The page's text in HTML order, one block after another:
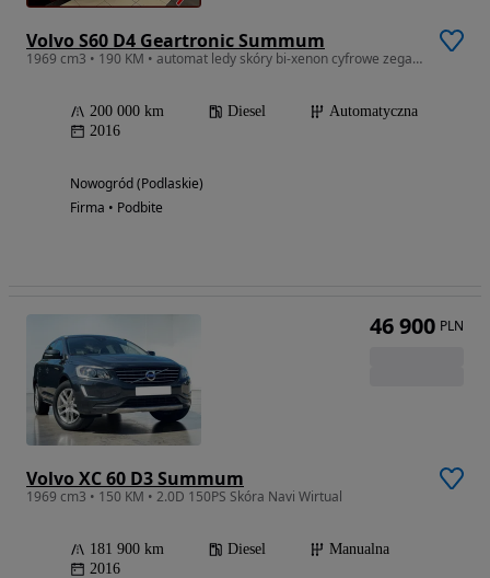
Volvo S60 D4 Geartronic Summum
1969 cm3 • 190 KM • automat ledy skóry bi-xenon cyfrowe zegary czujniki parkowania
200 000 km Diesel
Automatyczna
2016
Nowogród (Podlaskie)
Firma • Podbite
Volvo XC 60 D3 Summum
1969 cm3 • 150 KM • 2.0D 150PS Skóra Navi Wirtual
181 900 km Diesel
Manualna
2016
46 900 PLN